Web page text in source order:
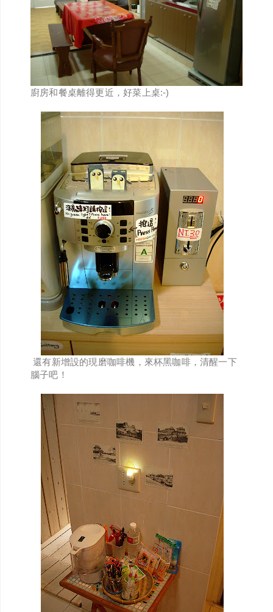
廚房和餐桌離得更近，好菜上桌:-)
還有新增設的現磨咖啡機，來杯黑咖啡，清醒一下
腦子吧！